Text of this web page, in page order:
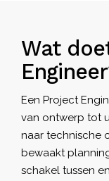
Wat
Een Project
van ontwerp tot
naar technische
bewaakt
schakel tussen